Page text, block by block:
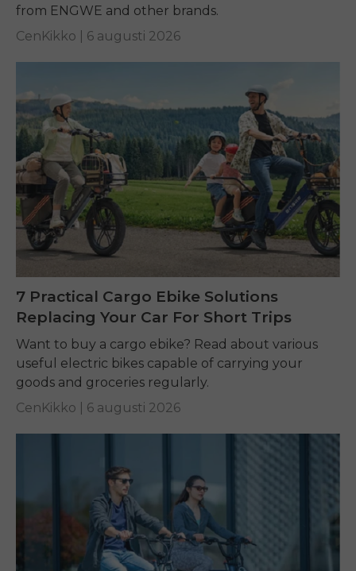
from ENGWE and other brands.
CenKikko | 6 augusti 2026
7 Practical Cargo Ebike Solutions
Replacing Your Car For Short Trips
Want to buy a cargo ebike? Read about various
useful electric bikes capable of carrying your
goods and groceries regularly.
CenKikko | 6 augusti 2026